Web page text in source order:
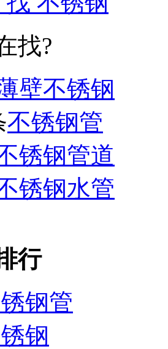
找?
壁不锈钢
不锈钢管
锈钢管道
锈钢水管
行
钢管
钢